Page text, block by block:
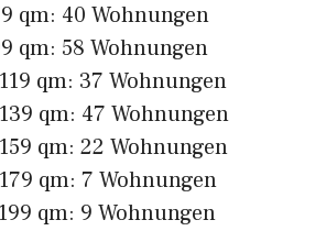
qm: 40 Wohnungen
qm: 58 Wohnungen
qm: 37 Wohnungen
qm: 47 Wohnungen
qm: 22 Wohnungen
qm: 7 Wohnungen
qm: 9 Wohnungen